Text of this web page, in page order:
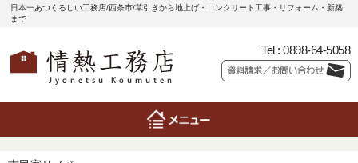
日本一あつくるしい工務店/西条市/草引きから地上げ・コンクリート工事・リフォーム・新築
まで
Tel : 0898-64-5058